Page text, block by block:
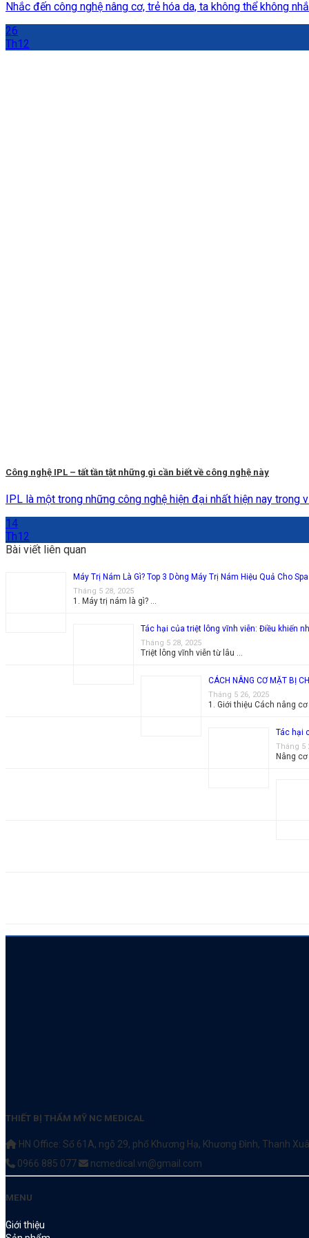
Nhắc đến công nghệ nâng cơ, trẻ hóa da, ta không thể không
26
Th12
Công nghệ IPL – tất tần tật những gì cần biết về công nghệ này
IPL là một trong những công nghệ hiện đại nhất hiện nay trong
14
Th12
Bài viết liên quan
Máy Trị Nám Là Gì? Top 3 Dòng Máy Trị Nám Hiệu Quả Cho Spa
Tháng 5 28, 2025
1. Máy trị nám là gì? …
Tác hại của triệt lông vĩnh viễn: Điều khiến
Tháng 5 28, 2025
Triệt lông vĩnh viễn từ lâu …
CÁCH NÂNG CƠ MẶT BỊ
Tháng 5 26, 2025
1. Giới thiệu Cách nâng
Tác hại
Tháng 5
Nâng
THIẾT BỊ THẨM MỸ NC MEDICAL
HN Office: Số 61A, ngõ 29, phố Khương Hạ, Khương Đình, Thanh
0966 885 077
ncmedical.vn@gmail.com
MENU
Giới thiệu